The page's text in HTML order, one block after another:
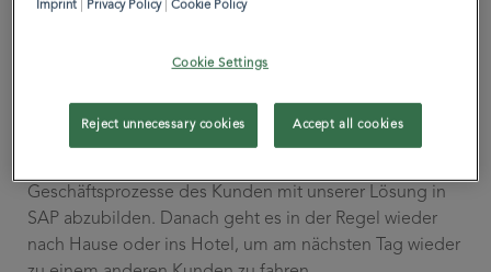
heute – im Homeoffice und arbeite Themen zu den
beginnt der der Tag früh damit zwischen fünf und sechs
Geschäftsprozesse des Kunden mit unserer Lösung in
SAP abzubilden. Danach geht es in der Regel wieder
nach Hause oder ins Hotel, um am nächsten Tag wieder
Imprint
Privacy Policy|Cookie Policy
Cookie Settings
Reject unnecessary cookies Accept all cookies